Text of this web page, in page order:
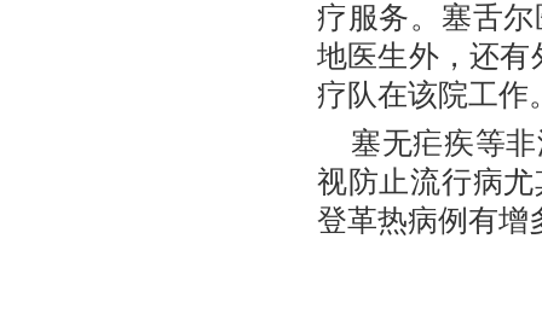
疗服务。塞舌
地医生外，还有
疗队在该院工作
塞无疟疾等
视防止流行病
登革热病例有增